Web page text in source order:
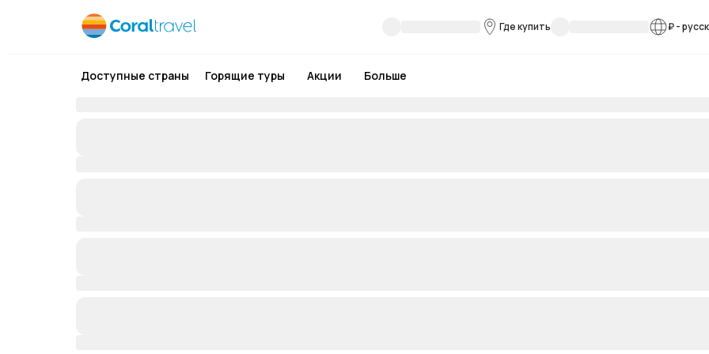
Где купить ₽-
Доступные страны Горящие туры Акции Больше